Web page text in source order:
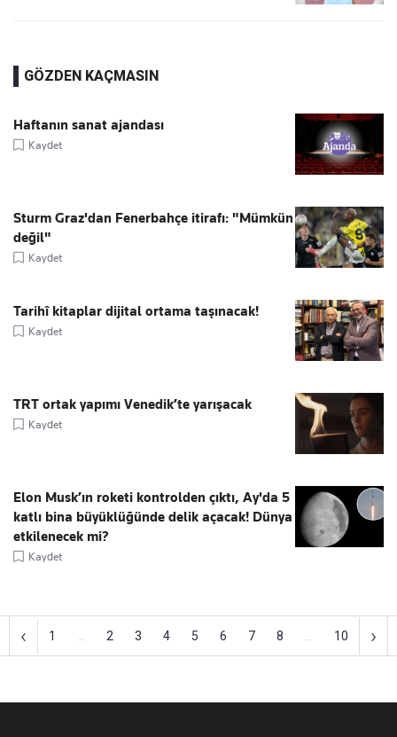
GÖZDEN KAÇMASIN
Haftanın sanat ajandası
Kaydet
Sturm Graz'dan Fenerbahçe itirafı: "Mümkün
değil"
Kaydet
Tarihî kitaplar dijital ortama taşınacak!
Kaydet
TRT ortak yapımı Venedik’te yarışacak
Kaydet
Elon Musk’ın roketi kontrolden çıktı, Ay'da 5
katlı bina büyüklüğünde delik açacak! Dünya
etkilenecek mi?
Kaydet
‹ 1 2 3 4 5 6 7 8 10 ›